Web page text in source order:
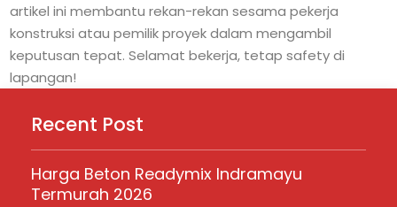
artikel ini membantu rekan-rekan sesama pekerja
konstruksi atau pemilik proyek dalam mengambil
keputusan tepat. Selamat bekerja, tetap safety di
lapangan!
Recent Post
Harga Beton Readymix Indramayu
Termurah 2026